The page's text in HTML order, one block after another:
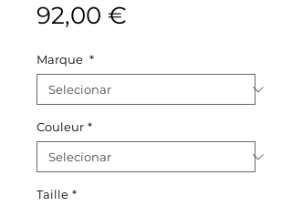
92,00 €
Marque *
Couleur *
Taille *